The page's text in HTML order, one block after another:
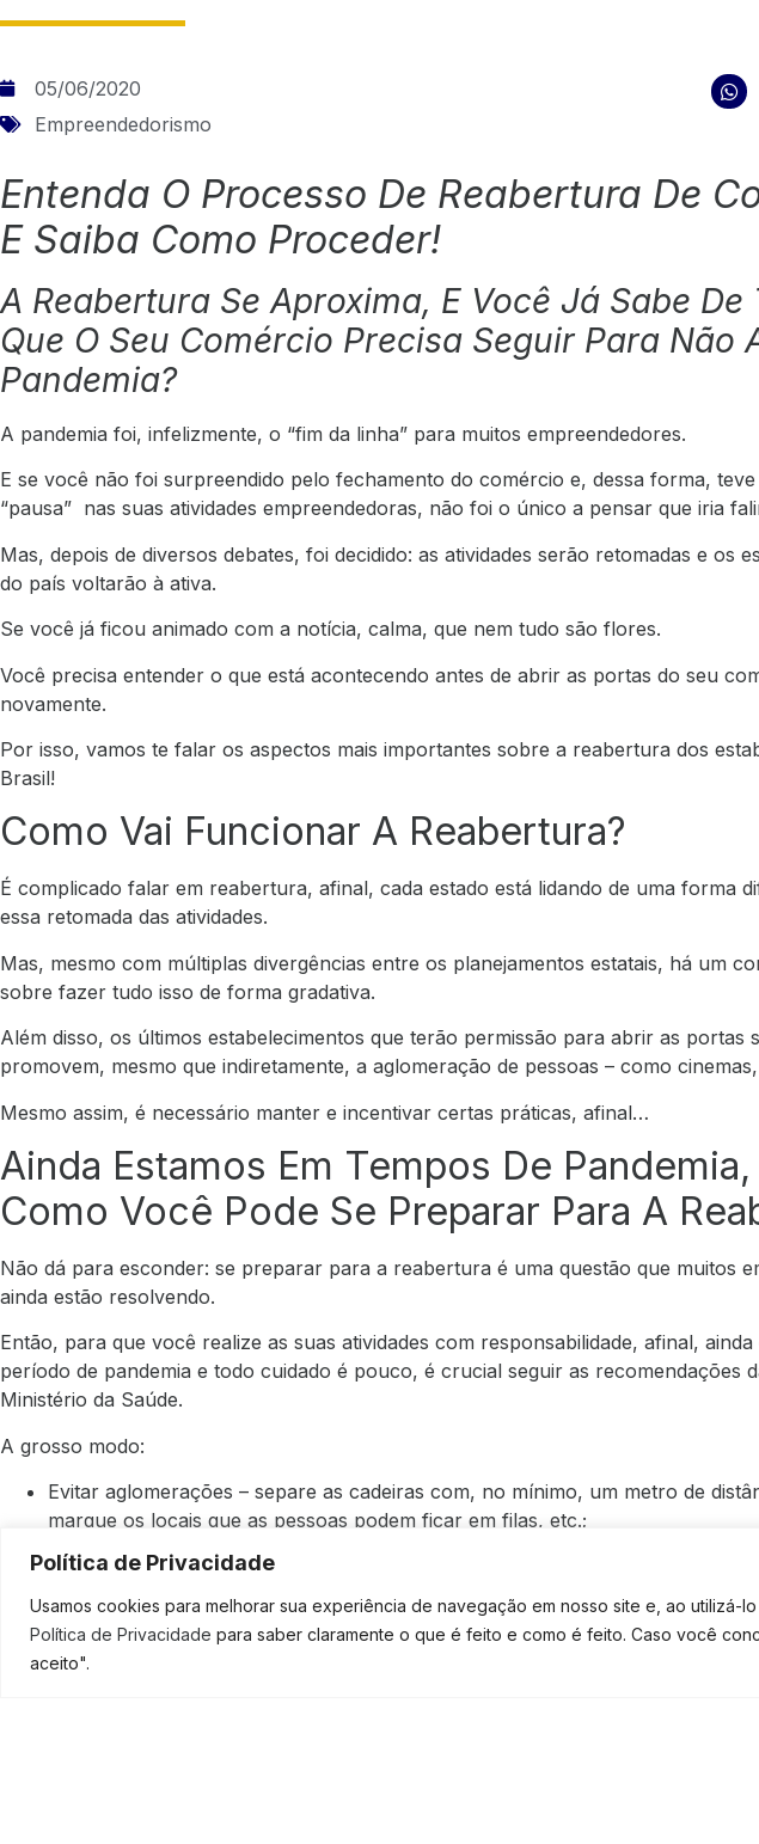
Política de Privacidade
Usamos cookies para melhorar sua experiência de navegação em nosso site e, ao
Política de Privacidade para saber claramente o que é feito e como é feito. Caso você
aceito".
05/06/2020
Empreendedorismo
Entenda O Processo De Reabertura De
E Saiba Como Proceder!
A Reabertura Se Aproxima, E Você Já Sabe De
Que O Seu Comércio Precisa Seguir Para Não
Pandemia?
A pandemia foi, infelizmente, o “fim da linha” para muitos empreendedores.
E se você não foi surpreendido pelo fechamento do comércio e, dessa forma,
“pausa” nas suas atividades empreendedoras, não foi o único a pensar que iria
Mas, depois de diversos debates, foi decidido: as atividades serão retomadas e os
do país voltarão à ativa.
Se você já ficou animado com a notícia, calma, que nem tudo são flores.
Você precisa entender o que está acontecendo antes de abrir as portas do seu
novamente.
Por isso, vamos te falar os aspectos mais importantes sobre a reabertura dos
Brasil!
Como Vai Funcionar A Reabertura?
É complicado falar em reabertura, afinal, cada estado está lidando de uma forma
essa retomada das atividades.
Mas, mesmo com múltiplas divergências entre os planejamentos estatais, há um
sobre fazer tudo isso de forma gradativa.
Além disso, os últimos estabelecimentos que terão permissão para abrir as portas
promovem, mesmo que indiretamente, a aglomeração de pessoas – como
Mesmo assim, é necessário manter e incentivar certas práticas, afinal…
Ainda Estamos Em Tempos De Pandemia,
Como Você Pode Se Preparar Para A
Não dá para esconder: se preparar para a reabertura é uma questão que muitos
ainda estão resolvendo.
Então, para que você realize as suas atividades com responsabilidade, afinal,
período de pandemia e todo cuidado é pouco, é crucial seguir as recomendações
Ministério da Saúde.
A grosso modo:
Evitar aglomerações – separe as cadeiras com, no mínimo, um metro de
marque os locais que as pessoas podem ficar em filas, etc.;
Disponibilize álcool em gel para clientes e funcionários;
Deixe o álcool em lugares estratégicos e de fácil utilização – de preferência,
como é o caso do acionamento por pedal;
Não permita clientes sem máscara dentro do estabelecimento; entre outros.
Não Se Esqueça De Cuidar Da Sua Saúde